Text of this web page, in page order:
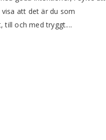
visa att det är du som
till och med tryggt....